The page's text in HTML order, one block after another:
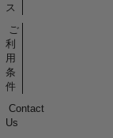
ス
ご
利
用
条
件
Contact
Us